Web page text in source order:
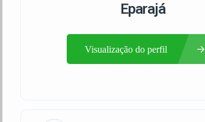
Eparajá
Visualização do perfil